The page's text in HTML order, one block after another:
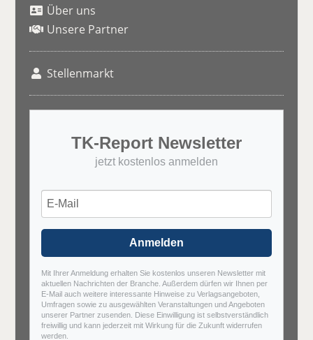
Über uns
Unsere Partner
Stellenmarkt
TK-Report Newsletter
jetzt kostenlos anmelden
Anmelden
Mit Ihrer Anmeldung erhalten Sie kostenlos unseren Newsletter mit
aktuellen Nachrichten der Branche. Außerdem dürfen wir Ihnen per
E-Mail auch weitere interessante Hinweise zu Verlagsangeboten,
Umfragen sowie zu ausgewählten Veranstaltungen und Angeboten
unserer Partner zusenden. Diese Einwilligung ist selbstverständlich
freiwillig und kann jederzeit mit Wirkung für die Zukunft widerrufen
werden.